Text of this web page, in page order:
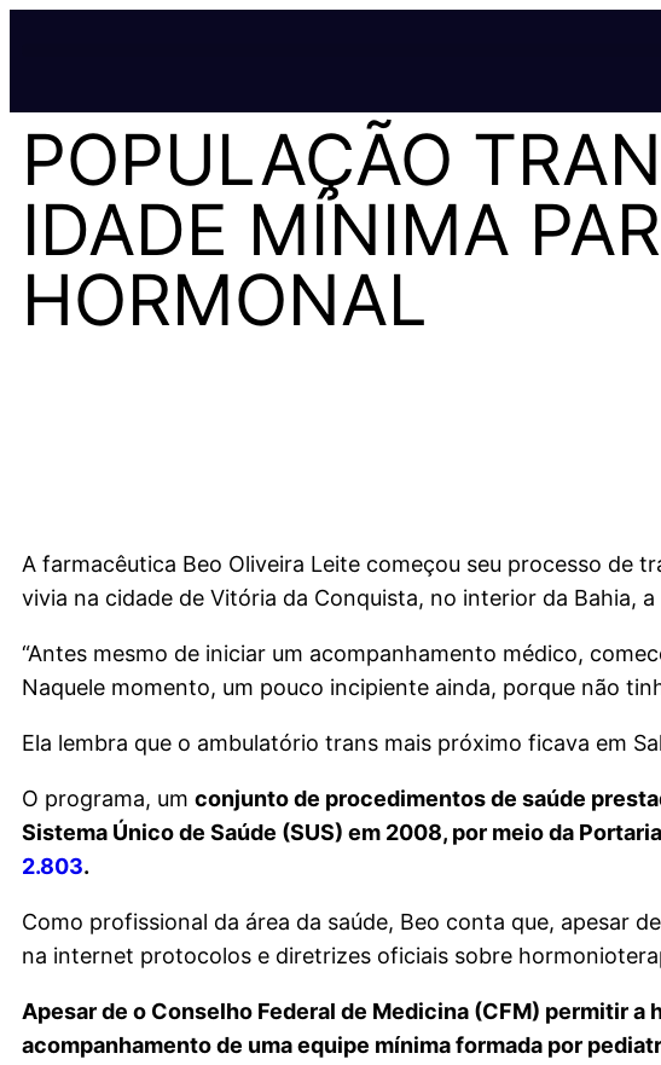
POPULAÇÃO
IDADE MÍNIMA
HORMONAL
A farmacêutica Beo Oliveira Leite começou seu processo de
vivia na cidade de Vitória da Conquista, no interior da Bahia,
“Antes mesmo de iniciar um acompanhamento médico,
Naquele momento, um pouco incipiente ainda, porque não
Ela lembra que o ambulatório trans mais próximo ficava em
O programa, um conjunto de procedimentos de saúde
Sistema Único de Saúde (SUS) em 2008, por meio da
2.803.
Como profissional da área da saúde, Beo conta que, apesar
na internet protocolos e diretrizes oficiais sobre
Apesar de o Conselho Federal de Medicina (CFM) permitir
acompanhamento de uma equipe mínima formada por